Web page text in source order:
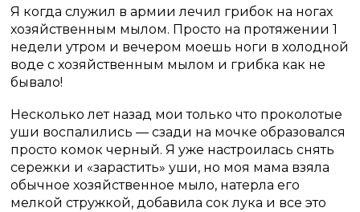
Я когда служил в армии лечил грибок на ногах
хозяйственным мылом. Просто на протяжении 1
недели утром и вечером моешь ноги в холодной
воде с хозяйственным мылом и грибка как не
бывало!
Несколько лет назад мои только что проколотые
уши воспалились — сзади на мочке образовался
просто комок черный. Я уже настроилась снять
сережки и «зарастить» уши, но моя мама взяла
обычное хозяйственное мыло, натерла его
мелкой стружкой, добавила сок лука и все это